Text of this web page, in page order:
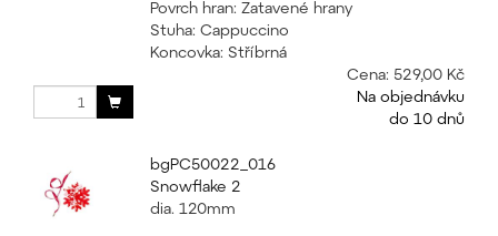
Povrch hran: Zatavené hrany
Stuha: Cappuccino
Koncovka: Stříbrná
Cena: 529,00 Kč
Na objednávku
do 10 dnů
bgPC50022_016
Snowflake 2
dia. 120mm